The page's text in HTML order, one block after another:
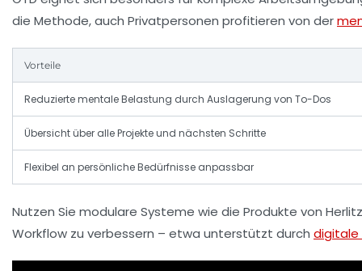
die Methode, auch Privatpersonen profitieren von der
Vorteile
Reduzierte mentale Belastung durch Auslagerung von To-Dos
Übersicht über alle Projekte und nächsten Schritte
Flexibel an persönliche Bedürfnisse anpassbar
Nutzen Sie modulare Systeme wie die Produkte von Herlitz
Workflow zu verbessern – etwa unterstützt durch digitale